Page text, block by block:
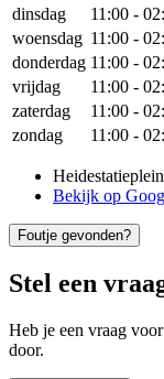
dinsdag
11:00 -
woensdag 11:00 -
donderdag 11:00 -
vrijdag
11:00 -
zaterdag
11:00 -
zondag
11:00 -
Bekijk op
Foutje gevonden?
Stel een
Heb je een vraag
door.